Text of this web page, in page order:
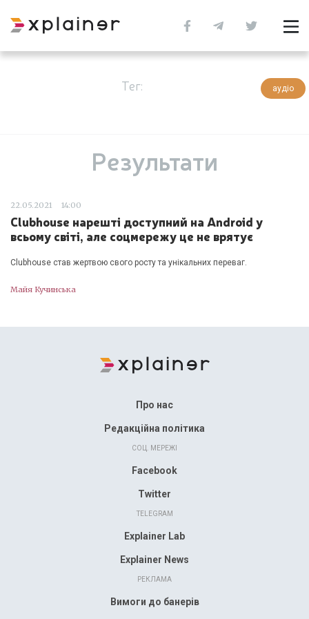
Тег: аудіо
Результати
22.05.2021 14:00
Clubhouse нарешті доступний на Android у
всьому світі, але соцмережу це не врятує
Clubhouse став жертвою свого росту та унікальних переваг.
Майя Кучинська
Про нас
Редакційна політика
СОЦ. МЕРЕЖІ
Facebook
Twitter
TELEGRAM
Explainer Lab
Explainer News
РЕКЛАМА
Вимоги до банерів